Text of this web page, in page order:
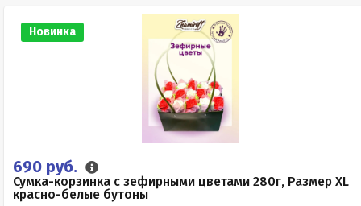
Новинка
690 руб.
Сумка-корзинка с зефирными цветами 280г, Размер XL
красно-белые бутоны